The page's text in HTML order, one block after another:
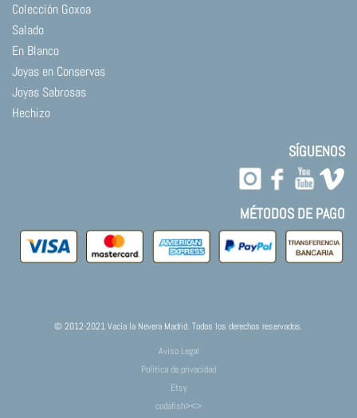
Colección Goxoa
Salado
En Blanco
Joyas en Conservas
Joyas Sabrosas
Hechizo
SÍGUENOS
MÉTODOS DE PAGO
© 2012-2021 Vacía la Nevera Madrid. Todos los derechos reservados.
Aviso Legal
Política de privacidad
Etsy
codafish><>